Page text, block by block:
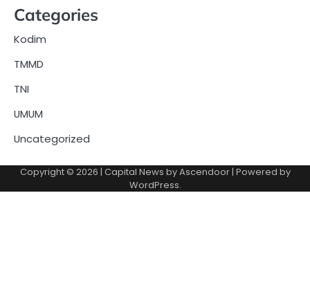
Categories
Kodim
TMMD
TNI
UMUM
Uncategorized
Copyright © 2026 | Capital News byAscendoor| Powered by
WordPress.